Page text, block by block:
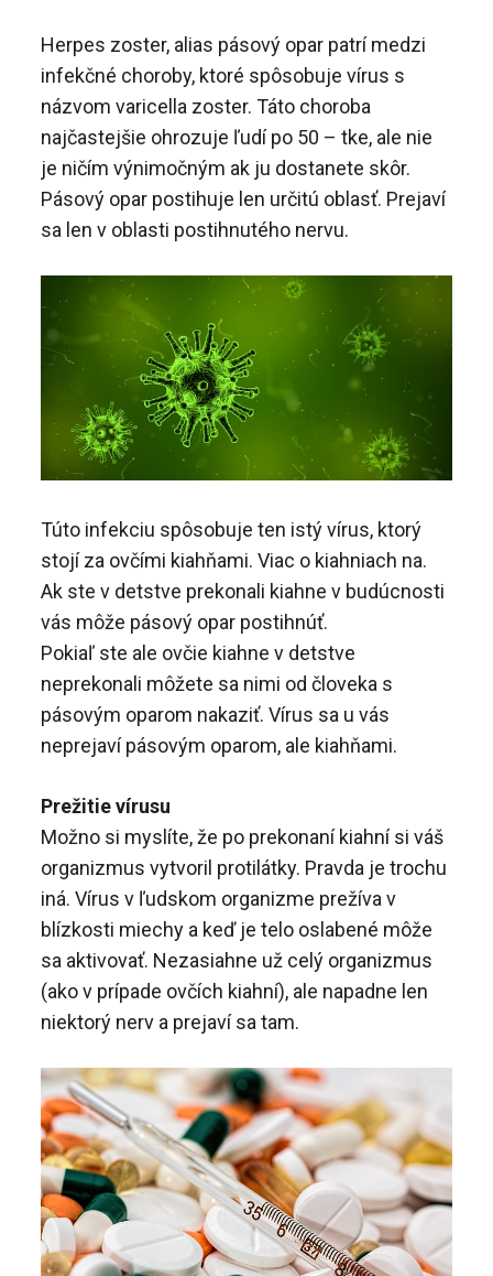
Herpes zoster, alias pásový opar patrí medzi
infekčné choroby, ktoré spôsobuje vírus s
názvom varicella zoster. Táto choroba
najčastejšie ohrozuje ľudí po 50 – tke, ale nie
je ničím výnimočným ak ju dostanete skôr.
Pásový opar postihuje len určitú oblasť. Prejaví
sa len v oblasti postihnutého nervu.
Túto infekciu spôsobuje ten istý vírus, ktorý
stojí za ovčími kiahňami. Viac o kiahniach na.
Ak ste v detstve prekonali kiahne v budúcnosti
vás môže pásový opar postihnúť.
Pokiaľ ste ale ovčie kiahne v detstve
neprekonali môžete sa nimi od človeka s
pásovým oparom nakaziť. Vírus sa u vás
neprejaví pásovým oparom, ale kiahňami.
Prežitie vírusu
Možno si myslíte, že po prekonaní kiahní si váš
organizmus vytvoril protilátky. Pravda je trochu
iná. Vírus v ľudskom organizme prežíva v
blízkosti miechy a keď je telo oslabené môže
sa aktivovať. Nezasiahne už celý organizmus
(ako v prípade ovčích kiahní), ale napadne len
niektorý nerv a prejaví sa tam.